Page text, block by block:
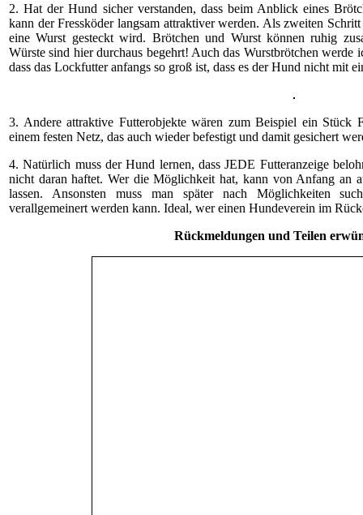
2. Hat der Hund sicher verstanden, dass beim Anblick eines
kann der Fressköder langsam attraktiver werden. Als zweiten
eine Wurst gesteckt wird. Brötchen und Wurst können ruhig
Würste sind hier durchaus begehrt! Auch das Wurstbrötchen
dass das Lockfutter anfangs so groß ist, dass es der Hund nicht mit
3. Andere attraktive Futterobjekte wären zum Beispiel ein Stück
einem festen Netz, das auch wieder befestigt und damit gesichert
4. Natürlich muss der Hund lernen, dass JEDE Futteranzeige
nicht daran haftet. Wer die Möglichkeit hat, kann von Anfang an
lassen. Ansonsten muss man später nach Möglichkeiten
verallgemeinert werden kann. Ideal, wer einen Hundeverein im
Rückmeldungen und Teilen